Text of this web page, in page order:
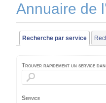
Annuaire de
Recherche par service
Trouver rapidement un service
Service